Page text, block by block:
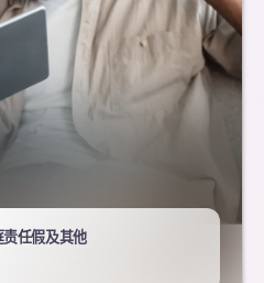
任假及其他